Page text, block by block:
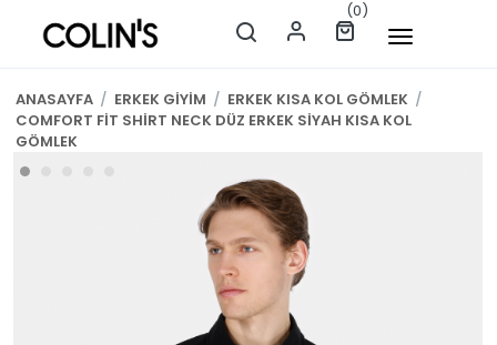
(0)
ANASAYFA / ERKEK GİYİM / ERKEK KISA KOL GÖMLEK /
COMFORT FİT SHİRT NECK DÜZ ERKEK SİYAH KISA KOL
GÖMLEK